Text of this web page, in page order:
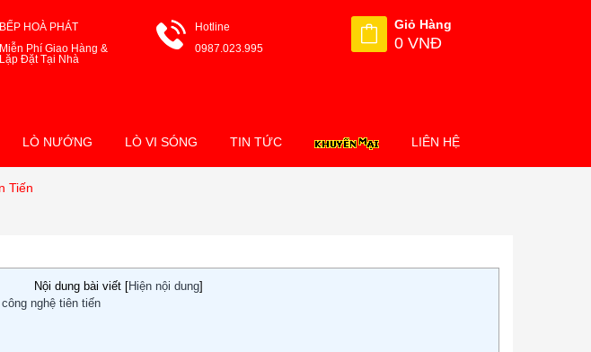
BẾP HOÀ PHÁT
Miễn Phí Giao Hàng &
Lặp Đặt Tại Nhà
Hotline
0987.023.995
Giỏ Hàng
0 VNĐ
LÒ NƯỚNG LÒ VI SÓNG TIN TỨC LIÊN HỆ
Tiến
Nội dung bài viết [Hiện nội dung]
nghệ tiên tiến